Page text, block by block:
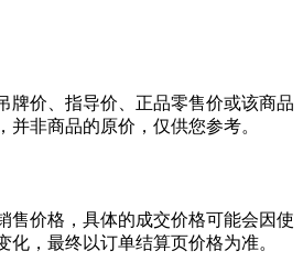
牌价、指导价、正品零售价或该商品
并非商品的原价，仅供您参考。
售价格，具体的成交价格可能会因使
化，最终以订单结算页价格为准。